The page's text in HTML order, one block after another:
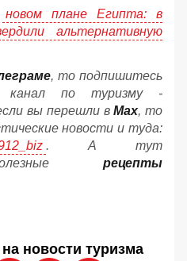
новом плане Египта: в
альтернативную
, то подпишитесь
канал по туризму -
вы перешли вМах, то
новости и туда:
. А тут
рецепты
новости туризма